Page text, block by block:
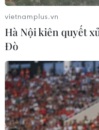
vietnamplus.vn
Hà Nội kiên quyết
Đò